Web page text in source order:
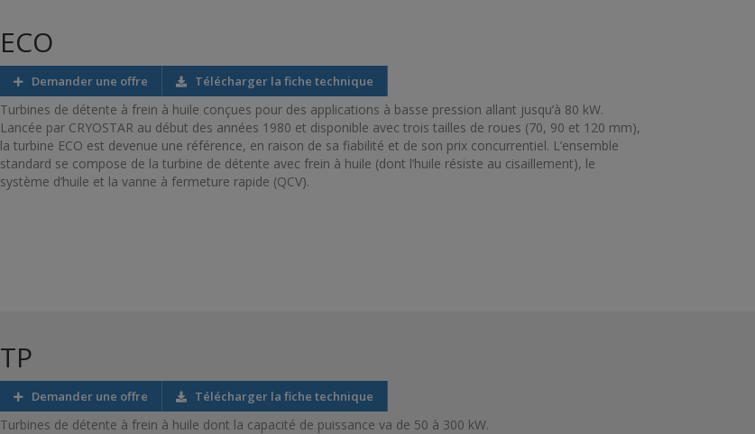
ECO
Demander une offre Télécharger la fiche technique
Turbines de détente à frein à huile conçues pour des applications à basse pression allant jusqu’à 80 kW.
Lancée par CRYOSTAR au début des années 1980 et disponible avec trois tailles de roues (70, 90 et 120 mm),
la turbine ECO est devenue une référence, en raison de sa fiabilité et de son prix concurrentiel. L’ensemble
standard se compose de la turbine de détente avec frein à huile (dont l’huile résiste au cisaillement), le
système d’huile et la vanne à fermeture rapide (QCV).
TP
Demander une offre Télécharger la fiche technique
Turbines de détente à frein à huile dont la capacité de puissance va de 50 à 300 kW.